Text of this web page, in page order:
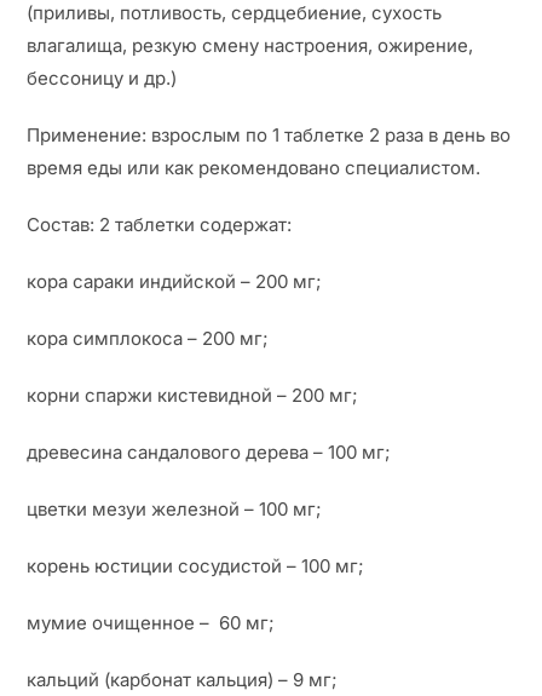
(приливы, потливость, сердцебиение, сухость
влагалища, резкую смену настроения, ожирение,
бессоницу и др.)
Применение: взрослым по 1 таблетке 2 раза в день во
время еды или как рекомендовано специалистом.
Состав: 2 таблетки содержат:
кора сараки индийской – 200 мг;
кора симплокоса – 200 мг;
корни спаржи кистевидной – 200 мг;
древесина сандалового дерева – 100 мг;
цветки мезуи железной – 100 мг;
корень юстиции сосудистой – 100 мг;
мумие очищенное – 60 мг;
кальций (карбонат кальция) – 9 мг;